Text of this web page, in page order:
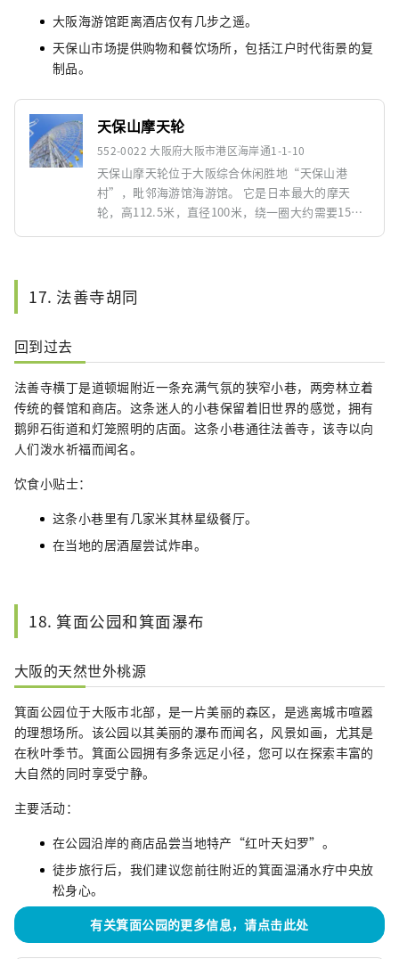
大阪海游馆距离酒店仅有几步之遥。
天保山市场提供购物和餐饮场所，包括江户时代街景的复
制品。
天保山摩天轮
552-0022 大阪府大阪市港区海岸通1-1-10
天保山摩天轮位于大阪综合休闲胜地“天保山港
村”，毗邻海游馆海游馆。 它是日本最大的摩天
轮，高112.5米，直径100米，绕一圈大约需要15分
欣赏大阪美景和大海魅力的魅力景点。
17. 法善寺胡同
回到过去
法善寺横丁是道顿堀附近一条充满气氛的狭窄小巷，两旁林立着
传统的餐馆和商店。这条迷人的小巷保留着旧世界的感觉，拥有
鹅卵石街道和灯笼照明的店面。这条小巷通往法善寺，该寺以向
人们泼水祈福而闻名。
饮食小贴士：
这条小巷里有几家米其林星级餐厅。
在当地的居酒屋尝试炸串。
18. 箕面公园和箕面瀑布
大阪的天然世外桃源
箕面公园位于大阪市北部，是一片美丽的森区，是逃离城市喧嚣
的理想场所。该公园以其美丽的瀑布而闻名，风景如画，尤其是
在秋叶季节。箕面公园拥有多条远足小径，您可以在探索丰富的
大自然的同时享受宁静。
主要活动：
在公园沿岸的商店品尝当地特产“红叶天妇罗”。
徒步旅行后，我们建议您前往附近的箕面温涌水疗中央放
松身心。
有关箕面公园的更多信息，请点击此处